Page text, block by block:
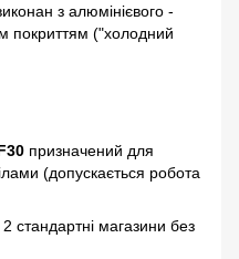
з алюмінієвого -
покриттям ("холодний
призначений для
(допускається робота
стандартні магазини без